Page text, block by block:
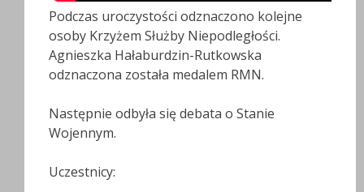
Podczas uroczystości odznaczono kolejne
osoby Krzyżem Służby Niepodległości.
Agnieszka Hałaburdzin-Rutkowska
odznaczona została medalem RMN.
Następnie odbyła się debata o Stanie
Wojennym.
Uczestnicy: